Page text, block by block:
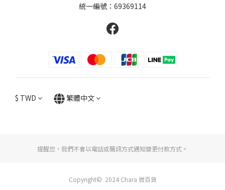
統一編號：69369114
$ TWD 繁體中文
提醒您，我們不會以電話或簡訊方式通知變更付款方式。
Copyright© 2024 Chara 微百貨